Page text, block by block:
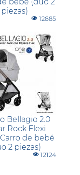
piezas)
12885
Bellagio 2.0
Rock Flexi
de bebé
2 piezas)
12124